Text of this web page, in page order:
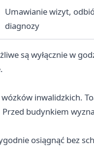
Umawianie wizyt,
diagnozy
są wyłącznie w
inwalidzkich.
budynkiem
osiągnąć bez